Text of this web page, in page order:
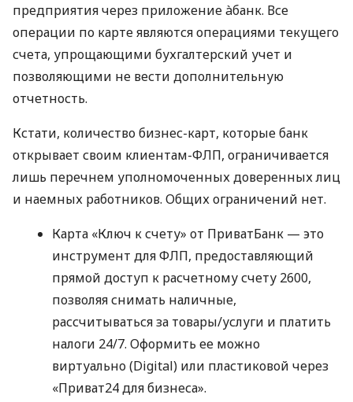
предприятия через приложение àбанк. Все
операции по карте являются операциями текущего
счета, упрощающими бухгалтерский учет и
позволяющими не вести дополнительную
отчетность.
Кстати, количество бизнес-карт, которые банк
открывает своим клиентам-ФЛП, ограничивается
лишь перечнем уполномоченных доверенных лиц
и наемных работников. Общих ограничений нет.
Карта «Ключ к счету» от ПриватБанк — это
инструмент для ФЛП, предоставляющий
прямой доступ к расчетному счету 2600,
позволяя снимать наличные,
рассчитываться за товары/услуги и платить
налоги 24/7. Оформить ее можно
виртуально (Digital) или пластиковой через
«Приват24 для бизнеса».